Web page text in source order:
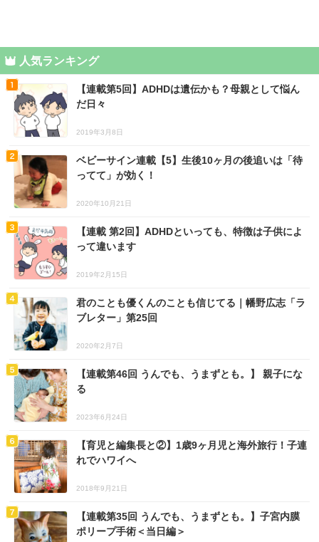
人気ランキング
【連載第5回】ADHDは遺伝かも？母親として悩ん
だ日々
2019年3月8日
ベビーサイン連載【5】生後10ヶ月の後追いは「待
ってて」が効く！
2020年10月21日
【連載 第2回】ADHDといっても、特徴は子供によ
って違います
2019年2月15日
君のことも優くんのことも信じてる｜幡野広志「ラ
ブレター」第25回
2020年2月7日
【連載第46回 うんでも、うまずとも。】 親子にな
る
2023年6月24日
【育児と編集長と②】1歳9ヶ月児と海外旅行！子連
れでハワイへ
2018年9月21日
【連載第35回 うんでも、うまずとも。】子宮内膜
ポリープ手術＜当日編＞